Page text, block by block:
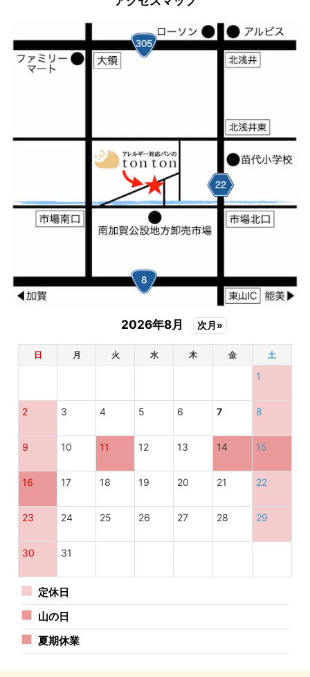
2026年8月 次月»
日 月 火 水 木 金 土
1
2 3 4 5 6 7 8
9 10 11 12 13 14 15
16 17 18 19 20 21 22
23 24 25 26 27 28 29
30 31
定休日
山の日
夏期休業